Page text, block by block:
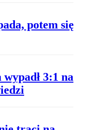
potem się
3:1 na